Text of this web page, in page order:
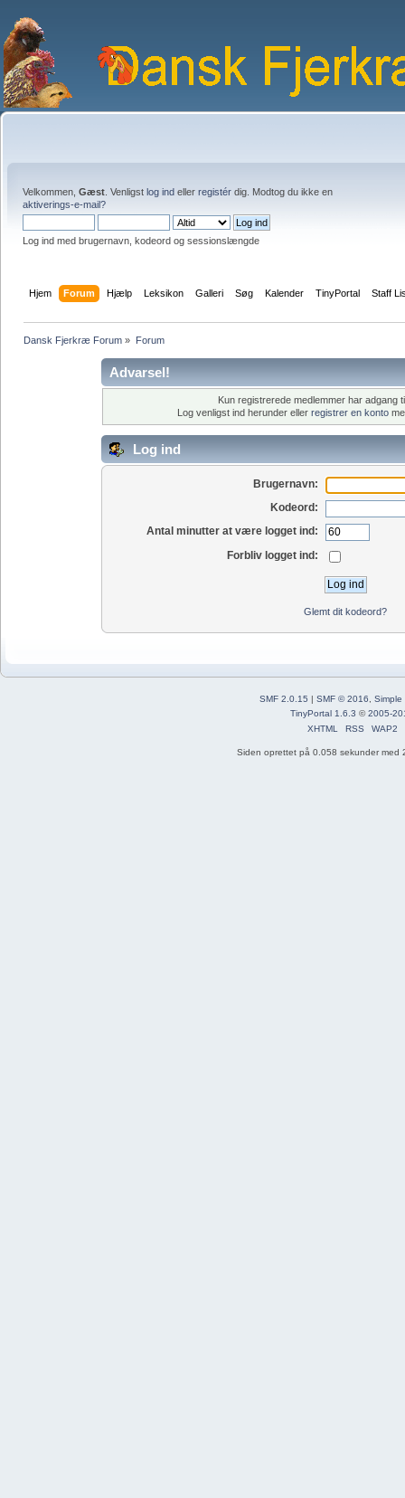
Velkommen, Gæst . Venligst log ind eller registér dig. Modtog du ikke en
aktiverings-e-mail?
Log ind med brugernavn, kodeord og sessionslængde
Hjem Forum Hjælp Leksikon Galleri Søg Kalender TinyPortal Staff
Dansk Fjerkræ Forum » Forum
Advarsel!
Kun registrerede medlemmer har adgang
Log venligst ind herunder eller registrer en konto
Log ind
Brugernavn:
Kodeord:
Antal minutter at være logget ind:
Forbliv logget ind:
Glemt dit kodeord?
SMF 2.0.15 | SMF © 2016
Simple
TinyPortal 1.6.3 ©2005-
XHTML
RSS WAP2
Siden oprettet på 0.058 sekunder med